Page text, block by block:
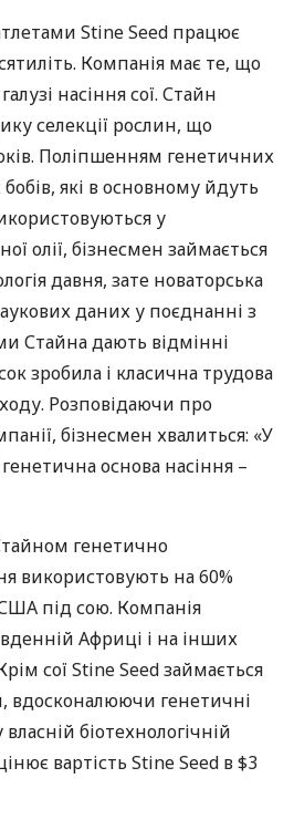
Stine Seed працює
Компанія має те, що
насіння сої. Стайн
селекції рослин, що
Поліпшенням генетичних
які в основному йдуть
у
олії, бізнесмен займається
давня, зате новаторська
даних у поєднанні з
Стайна дають відмінні
зробила і класична трудова
Розповідаючи про
бізнесмен хвалиться: «У
основа насіння –
генетично
використовують на 60%
під сою. Компанія
Африці і на інших
сої Stine Seed займається
вдосконалюючи генетичні
біотехнологічній
вартість Stine Seed в $3